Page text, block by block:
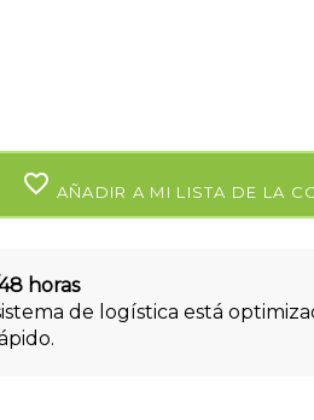
favorite_border AÑADIR A MI LISTA DE LA
horas
de logística está